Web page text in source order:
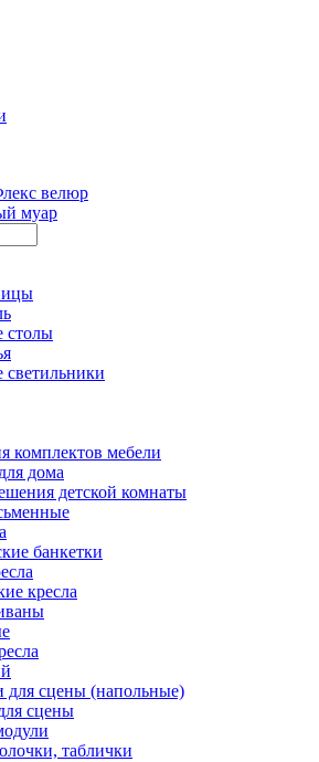
столы
светильники
комплектов мебели
дома
детской комнаты
банкетки
кресла
для сцены (напольные)
сцены
таблички